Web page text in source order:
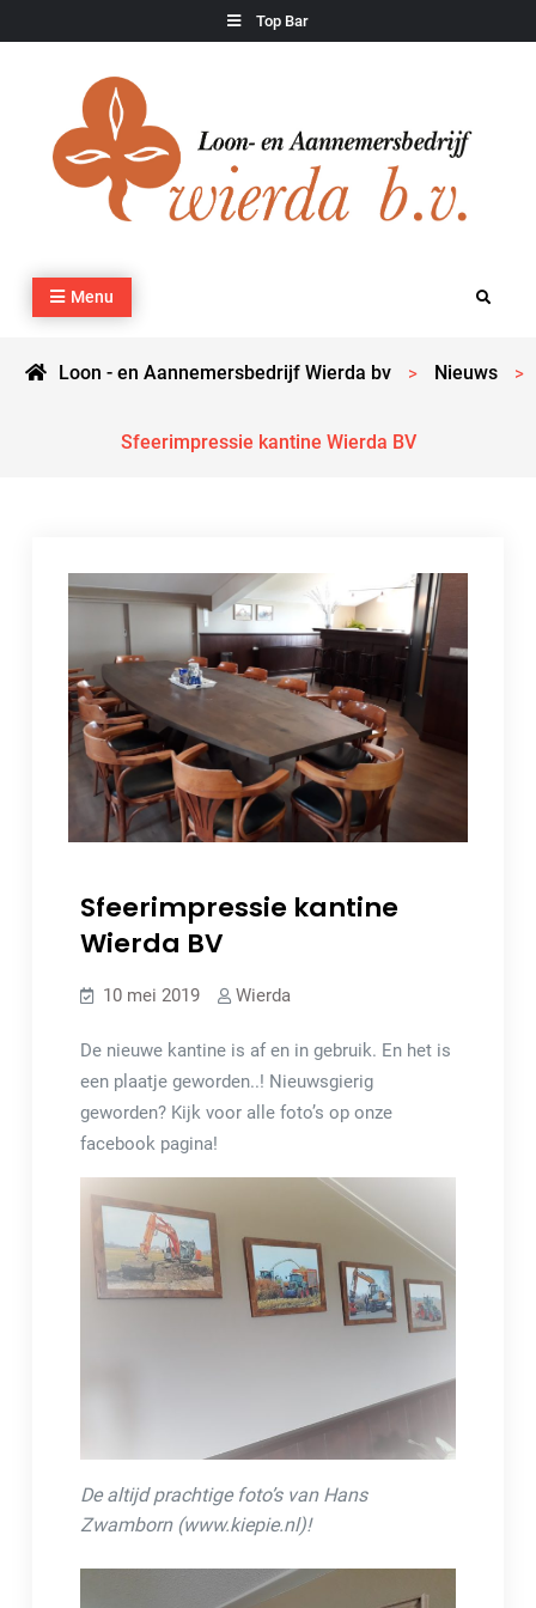
to
Top Bar
Loon – en Aannemersbedrijf Wierda bv
Kraan- en machineverhuur, agrarisch werk, grondverzet,
cultuurtechnisch werk en transport
Menu Search
Loon - en Aannemersbedrijf Wierda bv > Nieuws >
Sfeerimpressie kantine Wierda BV
Sfeerimpressie kantine
Wierda BV
10 mei 2019 Wierda
De nieuwe kantine is af en in gebruik. En het is
een plaatje geworden..! Nieuwsgierig
geworden? Kijk voor alle foto’s op onze
facebook pagina!
De altijd prachtige foto’s van Hans
Zwamborn (www.kiepie.nl)!